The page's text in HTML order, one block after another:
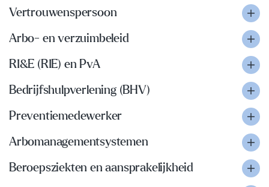
Vertrouwenspersoon
Arbo- en verzuimbeleid
RI&E (RIE) en PvA
Bedrijfshulpverlening (BHV)
Preventiemedewerker
Arbomanagementsystemen
Beroepsziekten en aansprakelijkheid